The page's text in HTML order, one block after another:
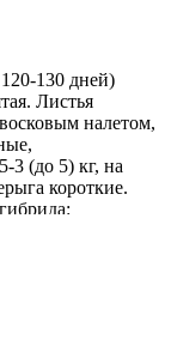
130 дней)
Листья
налетом,
3 (до 5) кг, на
короткие.